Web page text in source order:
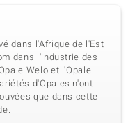
dans l'Afrique de l'Est
dans l'industrie des
Welo et l'Opale
d'Opales n'ont
que dans cette